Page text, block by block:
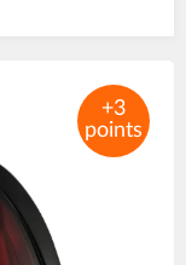
+3
points